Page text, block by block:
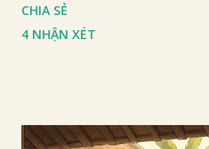
CHIA SẺ
4 NHẬN XÉT